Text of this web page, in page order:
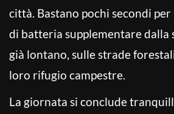
città. Bastano pochi secondi
di batteria supplementare dalla
già lontano, sulle strade
loro rifugio campestre.
La giornata si conclude